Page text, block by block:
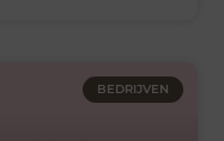
BEDRIJVEN